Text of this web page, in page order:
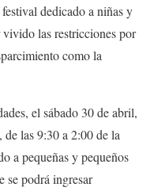
dedicado a niñas y
vivido las restricciones por
como la
el sábado 30 de abril,
las 9:30 a 2:00 de la
a pequeñas y pequeños
se podrá ingresar